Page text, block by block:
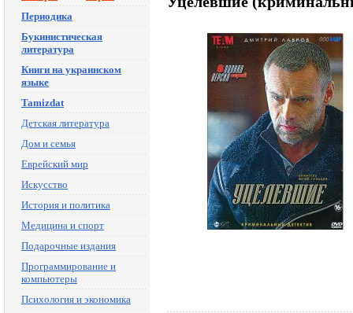
Периодика
Букинистическая
литература
Книги на украинском
языке
Tamizdat
Детская литература
Дом и семья
Еврейский мир
Искусство
История и политика
Медицина и спорт
Подарочные издания
Программирование и
компьютеры
Психология и экономика